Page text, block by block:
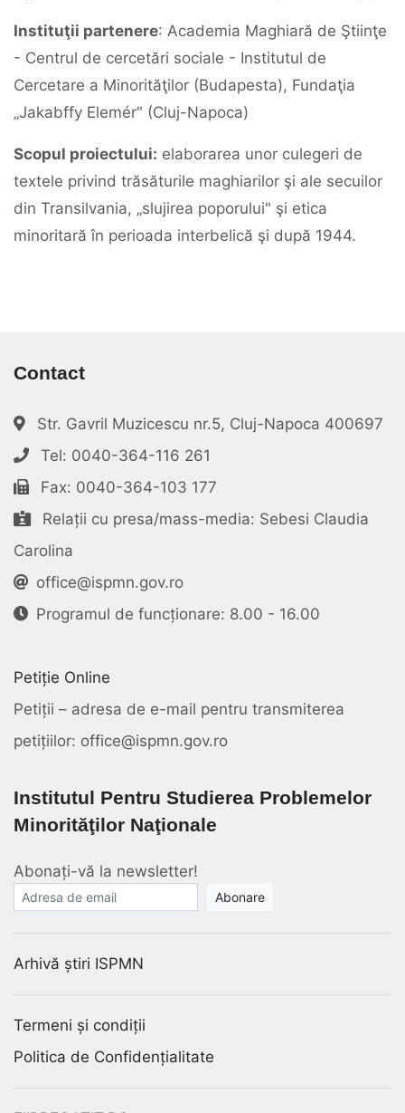
Instituţii partenere: Academia Maghiară de Ştiinţe
- Centrul de cercetări sociale - Institutul de
Cercetare a Minorităţilor (Budapesta), Fundaţia
„Jakabffy Elemér" (Cluj-Napoca)
Scopul proiectului: elaborarea unor culegeri de
textele privind trăsăturile maghiarilor şi ale secuilor
din Transilvania, „slujirea poporului" şi etica
minoritară în perioada interbelică şi după 1944.
Contact
Str. Gavril Muzicescu nr.5, Cluj-Napoca 400697
Tel: 0040-364-116 261
Fax: 0040-364-103 177
Relații cu presa/mass-media: Sebesi Claudia
Carolina
office@ispmn.gov.ro
Programul de funcționare: 8.00 - 16.00
Petiție Online
Petiții – adresa de e-mail pentru transmiterea
petițiilor: office@ispmn.gov.ro
Institutul Pentru Studierea Problemelor
Minorităţilor Naţionale
Abonați-vă la newsletter!
E-mail
Arhivă știri ISPMN
Termeni și condiții
Politica de Confidențialitate